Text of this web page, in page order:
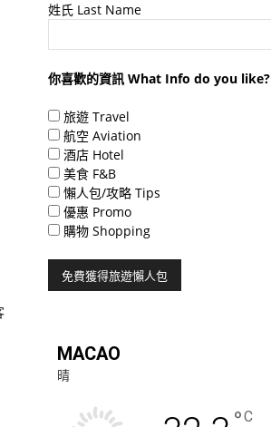
姓氏 Last Name
你喜歡的資訊 What Info do you like?
旅遊 Travel
航空 Aviation
酒店 Hotel
美食 F&B
懶人包/攻略 Tips
優惠 Promo
購物 Shopping
MACAO
晴
C